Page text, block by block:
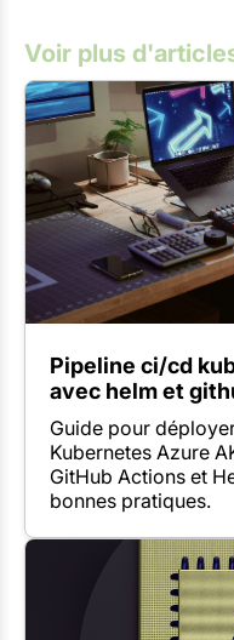
Voir plus
Pipeline ci/cd
avec helm et
Guide pour
Kubernetes Azure
GitHub Actions et
bonnes pratiques.